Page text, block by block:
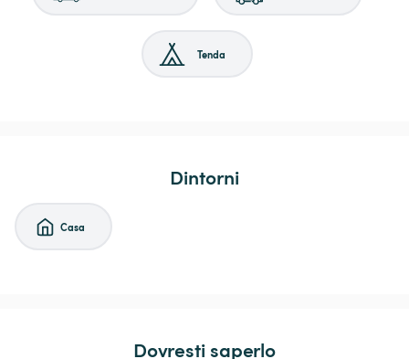
Tenda
Dintorni
Casa
Dovresti saperlo